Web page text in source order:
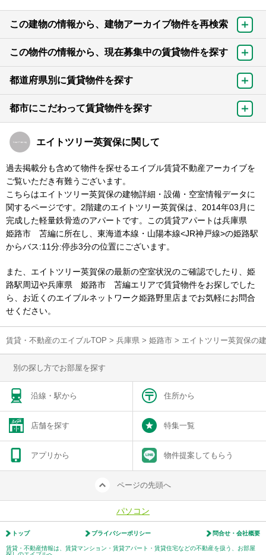
この建物の情報から、建物アーカイブ物件を再検索
この物件の情報から、現在募集中の賃貸物件を探す
都道府県別に賃貸物件を探す
都市にこだわって賃貸物件を探す
エイトツリー英賀保に関して
過去掲載分も含めて物件を探せるエイブル賃貸不動産アーカイブを
ご覧いただき有難うございます。
こちらはエイトツリー英賀保の建物詳細・設備・空室情報データに
関するページです。2階建のエイトツリー英賀保は、2014年03月に
完成した軽量鉄骨造のアパートです。この賃貸アパートは兵庫県
姫路市 苫編に所在し、東海道本線・山陽本線<JR神戸線>の姫路駅
からバス:11分:停歩3分の位置にございます。
また、エイトツリー英賀保の最新の空室状況のご確認でしたり、姫
路駅周辺や兵庫県 姫路市 苫編エリアで賃貸物件をお探しでした
ら、お近くのエイブルネットワーク姫路野里店までお気軽にお問合
せください。
賃貸・不動産のエイブルTOP > 兵庫県 > 姫路市 > エイトツリー英賀保の
別の探し方でお部屋を探す
沿線・駅から 住所から
店舗を探す 特集一覧
アプリから 物件提案してもらう
ページの先頭へ
パソコン
トップ プライバシーポリシー 問合せ・会社概要
賃貸・不動産情報は、賃貸マンション・賃貸アパート・賃貸住宅などの不動産を扱う、お部屋